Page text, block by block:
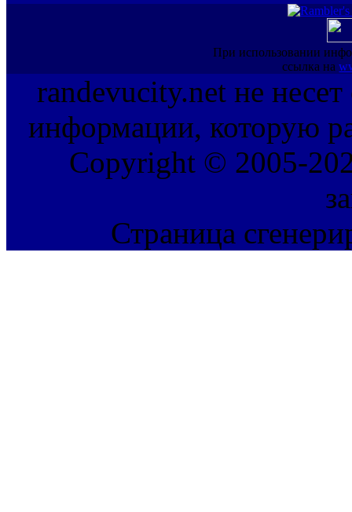
При использовании
ссылка на
randevucity.net не несет
информации, которую
Copyright © 2005-
Страница